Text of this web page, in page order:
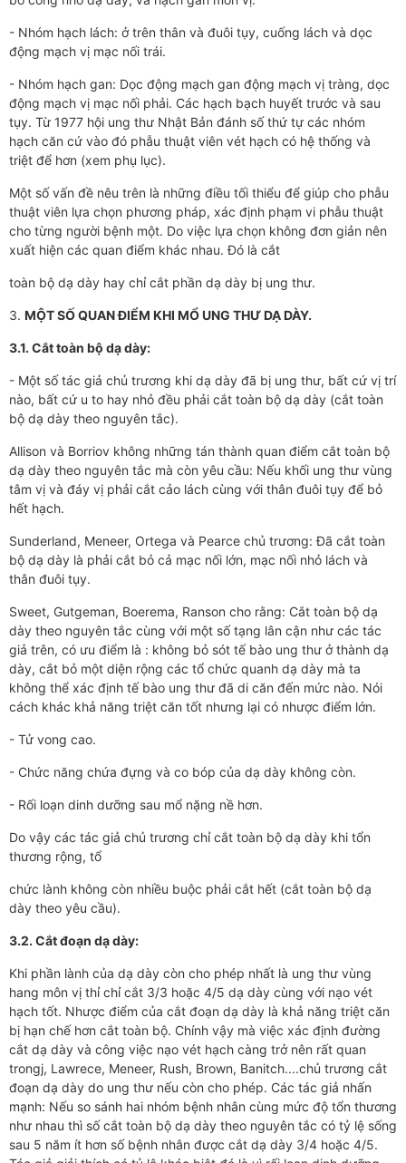
- Nhóm hạch lách: ở trên thân và đuôi tụy, cuống lách và dọc
động mạch vị mạc nối trái.
- Nhóm hạch gan: Dọc động mạch gan động mạch vị tràng, dọc
động mạch vị mạc nối phải. Các hạch bạch huyết trước và sau
tụy. Từ 1977 hội ung thư Nhật Bản đánh số thứ tự các nhóm
hạch căn cứ vào đó phẫu thuật viên vét hạch có hệ thống và
triệt để hơn (xem phụ lục).
Một số vấn đề nêu trên là những điều tối thiểu để giúp cho phẫu
thuật viên lựa chọn phương pháp, xác định phạm vi phẫu thuật
cho từng người bệnh một. Do việc lựa chọn không đơn giản nên
xuất hiện các quan điểm khác nhau. Đó là cắt
toàn bộ dạ dày hay chỉ cắt phần dạ dày bị ung thư.
3. MỘT SỐ QUAN ĐIỂM KHI MỔ UNG THƯ DẠ DÀY.
3.1. Cắt toàn bộ dạ dày:
- Một số tác giả chủ trương khi dạ dày đã bị ung thư, bất cứ vị trí
nào, bất cứ u to hay nhỏ đều phải cắt toàn bộ dạ dày (cắt toàn
bộ dạ dày theo nguyên tắc).
Allison và Borriov không những tán thành quan điểm cắt toàn bộ
dạ dày theo nguyên tắc mà còn yêu cầu: Nếu khối ung thư vùng
tâm vị và đáy vị phải cắt cảo lách cùng với thân đuôi tụy để bỏ
hết hạch.
Sunderland, Meneer, Ortega và Pearce chủ trương: Đã cắt toàn
bộ dạ dày là phải cắt bỏ cả mạc nối lớn, mạc nối nhỏ lách và
thân đuôi tụy.
Sweet, Gutgeman, Boerema, Ranson cho rằng: Cắt toàn bộ dạ
dày theo nguyên tắc cùng với một số tạng lân cận như các tác
giả trên, có ưu điểm là : không bỏ sót tế bào ung thư ở thành dạ
dày, cắt bỏ một diện rộng các tổ chức quanh dạ dày mà ta
không thể xác định tế bào ung thư đã di căn đến mức nào. Nói
cách khác khả năng triệt căn tốt nhưng lại có nhược điểm lớn.
- Tử vong cao.
- Chức năng chứa đựng và co bóp của dạ dày không còn.
- Rối loạn dinh dưỡng sau mổ nặng nề hơn.
Do vậy các tác giả chủ trương chỉ cắt toàn bộ dạ dày khi tổn
thương rộng, tổ
chức lành không còn nhiều buộc phải cắt hết (cắt toàn bộ dạ
dày theo yêu cầu).
3.2. Cắt đoạn dạ dày:
Khi phần lành của dạ dày còn cho phép nhất là ung thư vùng
hang môn vị thỉ chỉ cắt 3/3 hoặc 4/5 dạ dày cùng với nạo vét
hạch tốt. Nhược điểm của cắt đoạn dạ dày là khả năng triệt căn
bị hạn chế hơn cắt toàn bộ. Chính vậy mà việc xác định đường
cắt dạ dày và công việc nạo vét hạch càng trở nên rất quan
trongj, Lawrece, Meneer, Rush, Brown, Banitch....chủ trương cắt
đoạn dạ dày do ung thư nếu còn cho phép. Các tác giả nhấn
mạnh: Nếu so sánh hai nhóm bệnh nhân cùng mức độ tổn thương
như nhau thì số cắt toàn bộ dạ dày theo nguyên tắc có tỷ lệ sống
sau 5 năm ít hơn số bệnh nhân được cắt dạ dày 3/4 hoặc 4/5.